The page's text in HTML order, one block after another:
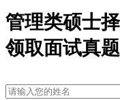
管理类硕士
领取面试真